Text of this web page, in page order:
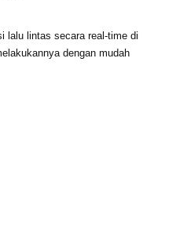
lalu lintas secara real-time di
dengan mudah